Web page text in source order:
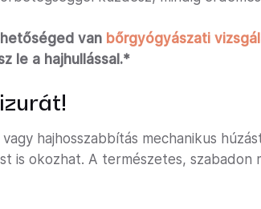
van bőrgyógyászati
le a hajhullással.*
hajhosszabbítás mechanikus
is okozhat. A természetes, szabadon